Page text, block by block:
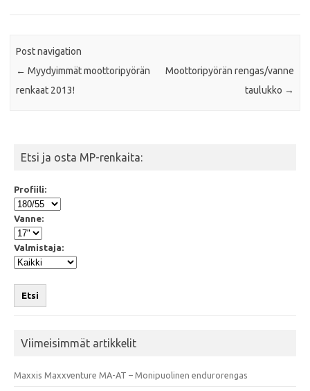
Post navigation
← Myydyimmät moottoripyörän
renkaat 2013!
Moottoripyörän rengas/vanne
taulukko →
Etsi ja osta MP-renkaita:
Profiili:
Vanne:
Valmistaja:
Etsi
Viimeisimmät artikkelit
Maxxis Maxxventure MA-AT – Monipuolinen endurorengas